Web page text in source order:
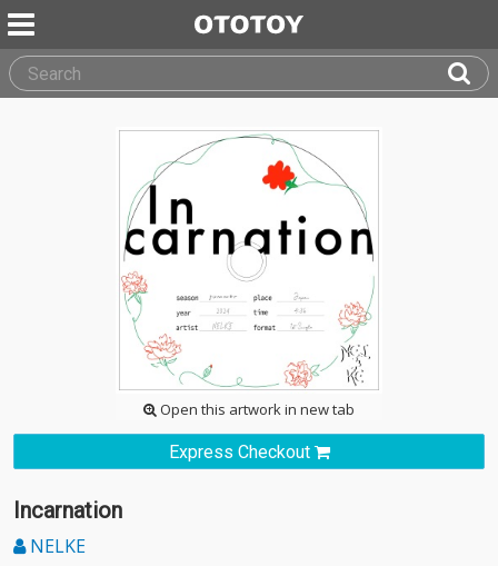
Open this artwork in new tab
Express Checkout
Incarnation
NELKE